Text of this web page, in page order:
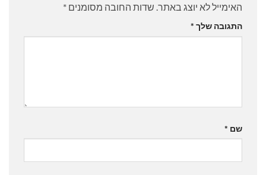
האימייל לא יוצג באתר. שדות החובה מסומנים *
התגובה שלך *
שם *